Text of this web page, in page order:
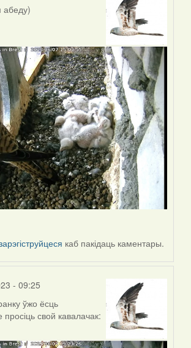
абеду)
каб пакідаць каментары.
- 09:25
ўжо ёсць
просіць свой кавалачак: